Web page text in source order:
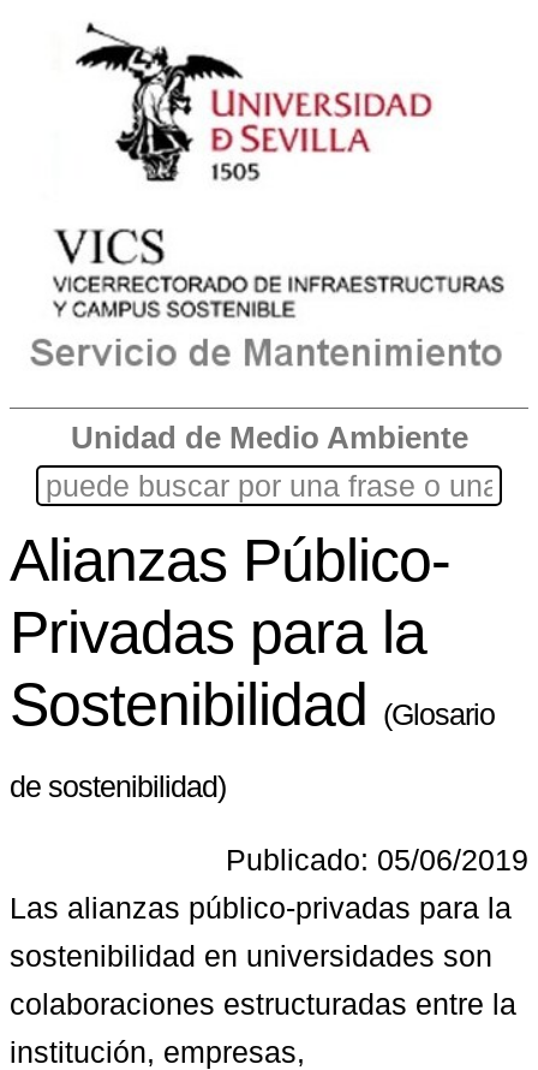
Unidad de Medio Ambiente
Alianzas Público-
Privadas para la
Sostenibilidad (Glosario
de sostenibilidad)
Publicado: 05/06/2019
Las alianzas público-privadas para la
sostenibilidad en universidades son
colaboraciones estructuradas entre la
institución, empresas,